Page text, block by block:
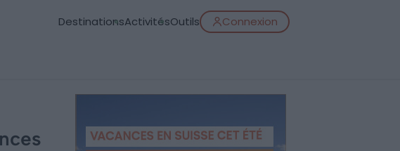
DestinationsActivitésOutils Connexion